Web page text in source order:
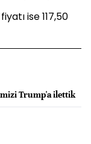
ise 117,50
Trump'a ilettik